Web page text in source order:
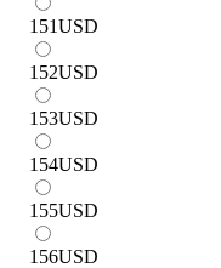
151USD
152USD
153USD
154USD
155USD
156USD